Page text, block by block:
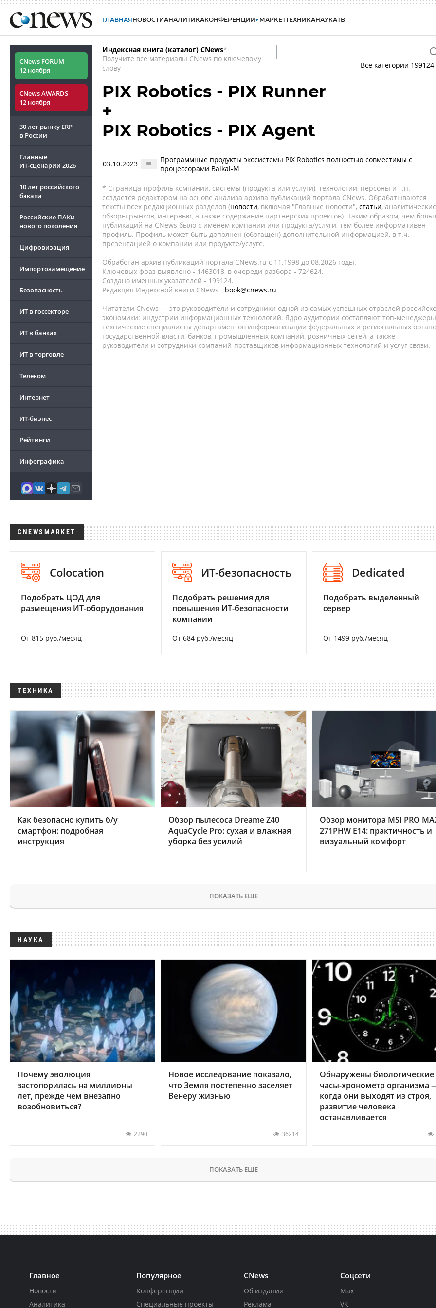
ГЛАВНАЯНОВОСТИАНАЛИТИКАКОНФЕРЕНЦИИ МАРКЕТТЕХНИКАНАУКАТВ
CNews FORUM
12 ноября
CNews AWARDS
12 ноября
30 лет рынку ERP
в России
Главные
ИТ-сценарии 2026
10 лет российского
бэкапа
Российские ПАКи
нового поколения
Цифровизация
Импортозамещение
Безопасность
ИТ в госсекторе
ИТ в банках
ИТ в торговле
Телеком
Интернет
ИТ-бизнес
Рейтинги
Инфографика
Индексная книга (каталог) CNews*
Получите все материалы CNews по ключевому
слову
Все категории 199124
PIX Robotics - PIX Runner
+
PIX Robotics - PIX Agent
03.10.2023
Программные продукты экосистемы PIX Robotics полностью совместимы с
процессорами Baikal-М
* Страница-профиль компании, системы (продукта или услуги), технологии, персоны и т.п.
создается редактором на основе анализа архива публикаций портала CNews. Обрабатываются
тексты всех редакционных разделов (новости, включая "Главные новости", статьи, аналитические
обзоры рынков, интервью, а также содержание партнёрских проектов). Таким образом, чем
публикаций на CNews было с именем компании или продукта/услуги, тем более информативен
профиль. Профиль может быть дополнен (обогащен) дополнительной информацией, в т.ч.
презентацией о компании или продукте/услуге.
Обработан архив публикаций портала CNews.ru c 11.1998 до 08.2026 годы.
Ключевых фраз выявлено - 1463018, в очереди разбора - 724624.
Создано именных указателей - 199124.
Редакция Индексной книги CNews - book@cnews.ru
Читатели CNews — это руководители и сотрудники одной из самых успешных отраслей
экономики: индустрии информационных технологий. Ядро аудитории составляют топ-
технические специалисты департаментов информатизации федеральных и региональных
государственной власти, банков, промышленных компаний, розничных сетей, а также
руководители и сотрудники компаний-поставщиков информационных технологий и услуг связи.
CNEWSMARKET
Colocation
Подобрать ЦОД для
размещения ИТ-оборудования
От 815 руб./месяц
ИТ-безопасность
Подобрать решения для
повышения ИТ-безопасности
компании
От 684 руб./месяц
Dedicated
Подобрать выделенный
сервер
От 1499 руб./месяц
ТЕХНИКА
Как безопасно купить б/у
смартфон: подробная
инструкция
Обзор пылесоса Dreame Z40
AquaCycle Pro: сухая и влажная
уборка без усилий
Обзор монитора MSI PRO
271PHW E14: практичность и
визуальный комфорт
ПОКАЗАТЬ ЕЩЕ
НАУКА
Почему эволюция
застопорилась на миллионы
лет, прежде чем внезапно
возобновиться?
2290
Новое исследование показало,
что Земля постепенно заселяет
Венеру жизнью
36214
Обнаружены биологические
часы-хронометр организма
когда они выходят из строя,
развитие человека
останавливается
ПОКАЗАТЬ ЕЩЕ
Главное
Новости
Аналитика
Популярное
Конференции
Специальные проекты
CNews
Об издании
Реклама
Соцсети
Max
VK